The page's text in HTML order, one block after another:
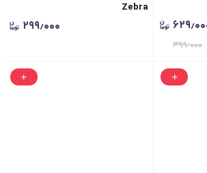
۳۹۹٫۰۰۰
Zebra
۲۹۹٫۰۰۰